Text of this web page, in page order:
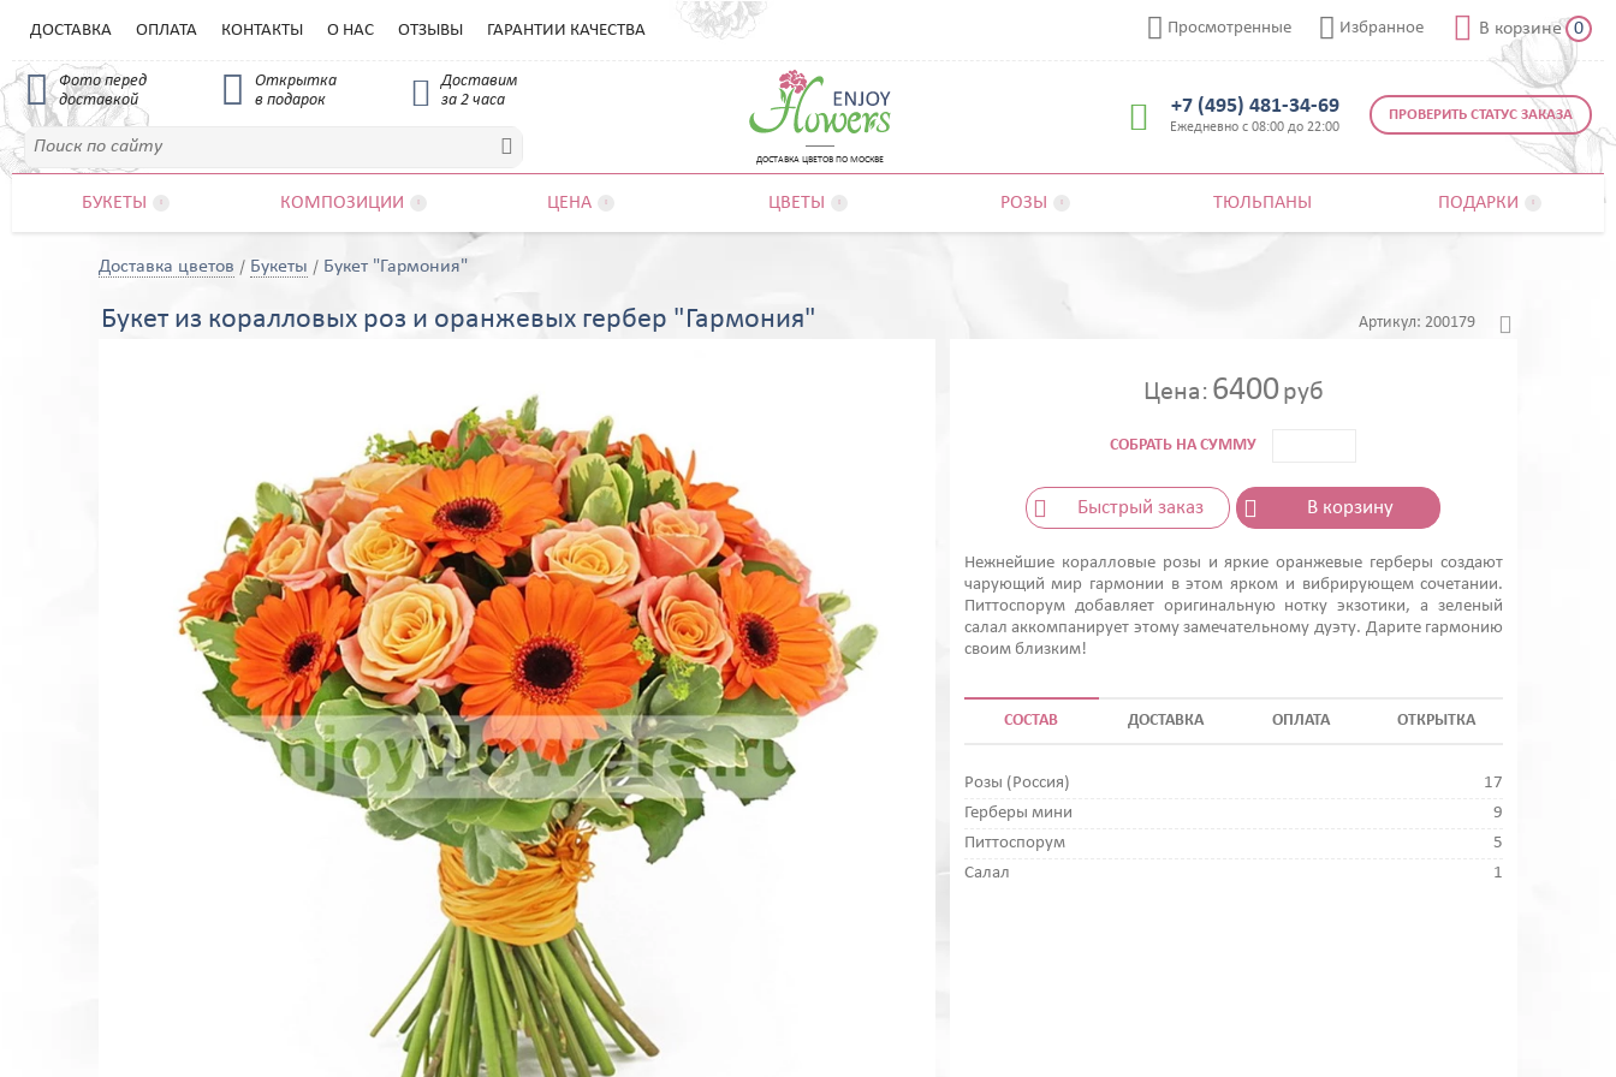
ДОСТАВКА ЦВЕТОВ ПО МОСКВЕ
 +7 (495) 481-34-69
Ежедневно с 08:00 до 22:00
 Просмотренные  Избранное  В корзине 0

ПРОВЕРИТЬ СТАТУС ЗАКАЗА
ДОСТАВКА ОПЛАТА КОНТАКТЫ О НАС ОТЗЫВЫ ГАРАНТИИ КАЧЕСТВА
 Фото перед
доставкой

Открытка
в подарок

Доставим
за 2 часа
БУКЕТЫ КОМПОЗИЦИИ ЦЕНА ЦВЕТЫ РОЗЫ ТЮЛЬПАНЫ ПОДАРКИ
Доставка цветов Букеты Букет "Гармония"
Букет из коралловых роз и оранжевых гербер "Гармония" Артикул: 200179
Цена: 6400руб
СОБРАТЬ НА СУММУ
Быстрый заказ В корзину
Нежнейшие коралловые розы и яркие оранжевые герберы создают
чарующий мир гармонии в этом ярком и вибрирующем сочетании.
Питтоспорум добавляет оригинальную нотку экзотики, а зеленый
салал аккомпанирует этому замечательному дуэту. Дарите гармонию
своим близким!
СОСТАВ ДОСТАВКА ОПЛАТА ОТКРЫТКА
Розы (Россия)
17
Герберы мини
9
Питтоспорум
5
Салал
1
